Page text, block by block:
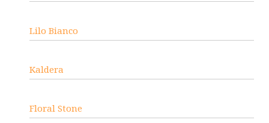
Lilo Bianco
Kaldera
Floral Stone